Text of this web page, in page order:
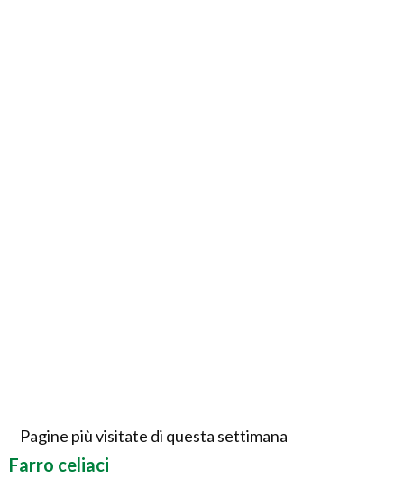
Pagine più visitate di questa settimana
Farro celiaci